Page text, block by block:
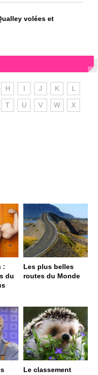
volées et
H I J K L
T U V W X
:
du
Les plus belles
routes du Monde
Le classement